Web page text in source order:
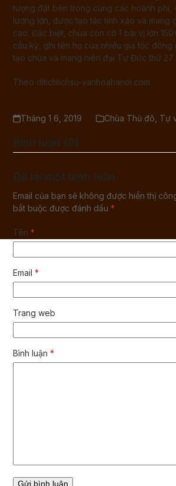
tượng đặt bên trong cùng các hoành phi,
lượng lớn, được tạo tác tinh xảo và mang
cao. Đặc biệt, chùa còn có 1 bài vị lớn
cầu kỳ, ghi tên họ của nhiều gia tộc
tạo chùa và mang niên đại Tự Đức thứ 27
Theo ditichlichsu-vanhoahanoi.com
Tháng 1 6, 2019 Chùa Thủ đô Tự
Bình luận (0)
Để lại một bình luận
Email của bạn sẽ không được hiển thị
bắt buộc được đánh dấu*
Tên*
Email*
Trang web
Bình luận*